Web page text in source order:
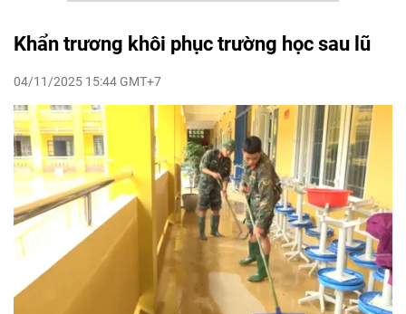
Khẩn trương khôi phục trường học sau lũ
04/11/2025 15:44 GMT+7